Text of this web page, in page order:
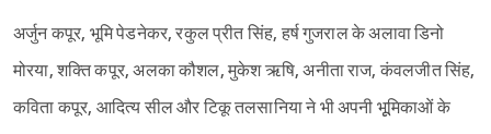
अर्जुन कपूर, भूमि पेडनेकर, रकुल प्रीत सिंह, हर्ष गुजराल के अलावा डिनो
मोरया, शक्ति कपूर, अलका कौशल, मुकेश ऋषि, अनीता राज, कंवलजीत सिंह,
कविता कपूर, आदित्य सील और टिकू तलसानिया ने भी अपनी भूूमिकाओं के